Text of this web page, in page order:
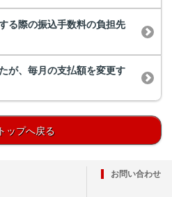
る際の振込手数料の負担先
が、毎月の支払額を変更す
ップへ戻る
お問い合わせ